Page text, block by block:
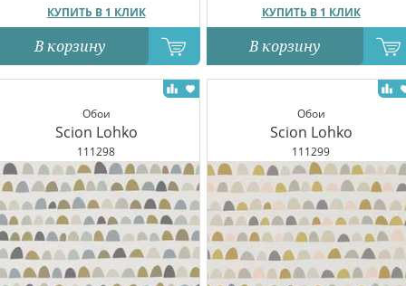
КУПИТЬ В 1 КЛИК
В корзину
КУПИТЬ В 1 КЛИК
В корзину
Обои
Scion Lohko
111298
Обои
Scion Lohko
111299